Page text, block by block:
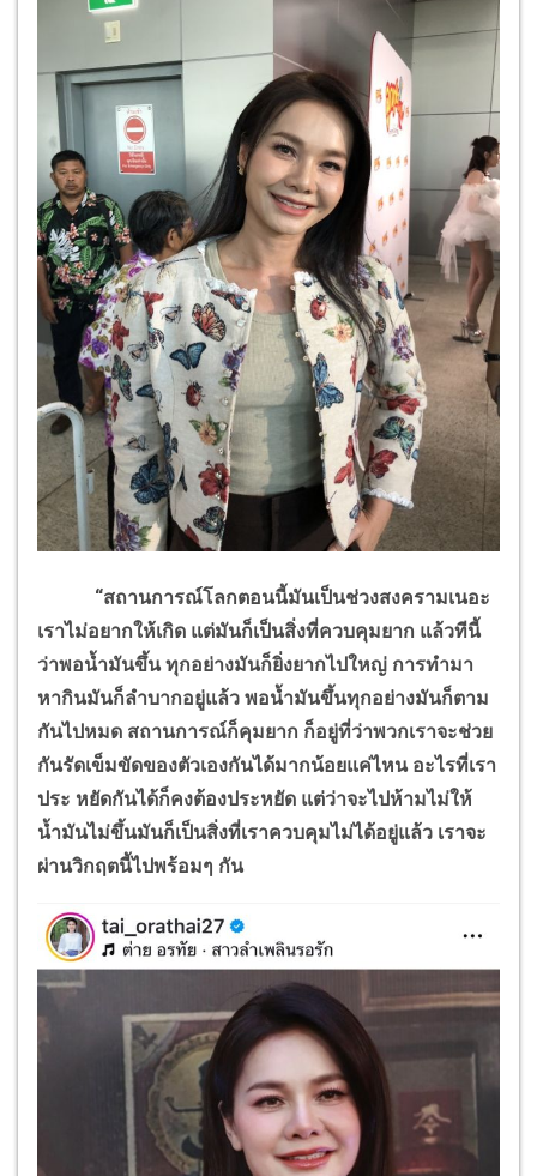
“สถานการณ์โลกตอนนี้มันเป็นช่วงสงครามเนอะ
เราไม่อยากให้เกิด แต่มันก็เป็นสิ่งที่ควบคุมยาก แล้วทีนี้
ว่าพอน้ำมันขึ้น ทุกอย่างมันก็ยิ่งยากไปใหญ่ การทำมา
หากินมันก็ลำบากอยู่แล้ว พอน้ำมันขึ้นทุกอย่างมันก็ตาม
กันไปหมด สถานการณ์ก็คุมยาก ก็อยู่ที่ว่าพวกเราจะช่วย
กันรัดเข็มขัดของตัวเองกันได้มากน้อยแค่ไหน อะไรที่เรา
ประ หยัดกันได้ก็คงต้องประหยัด แต่ว่าจะไปห้ามไม่ให้
น้ำมันไม่ขึ้นมันก็เป็นสิ่งที่เราควบคุมไม่ได้อยู่แล้ว เราจะ
ผ่านวิกฤตนี้ไปพร้อมๆ กัน